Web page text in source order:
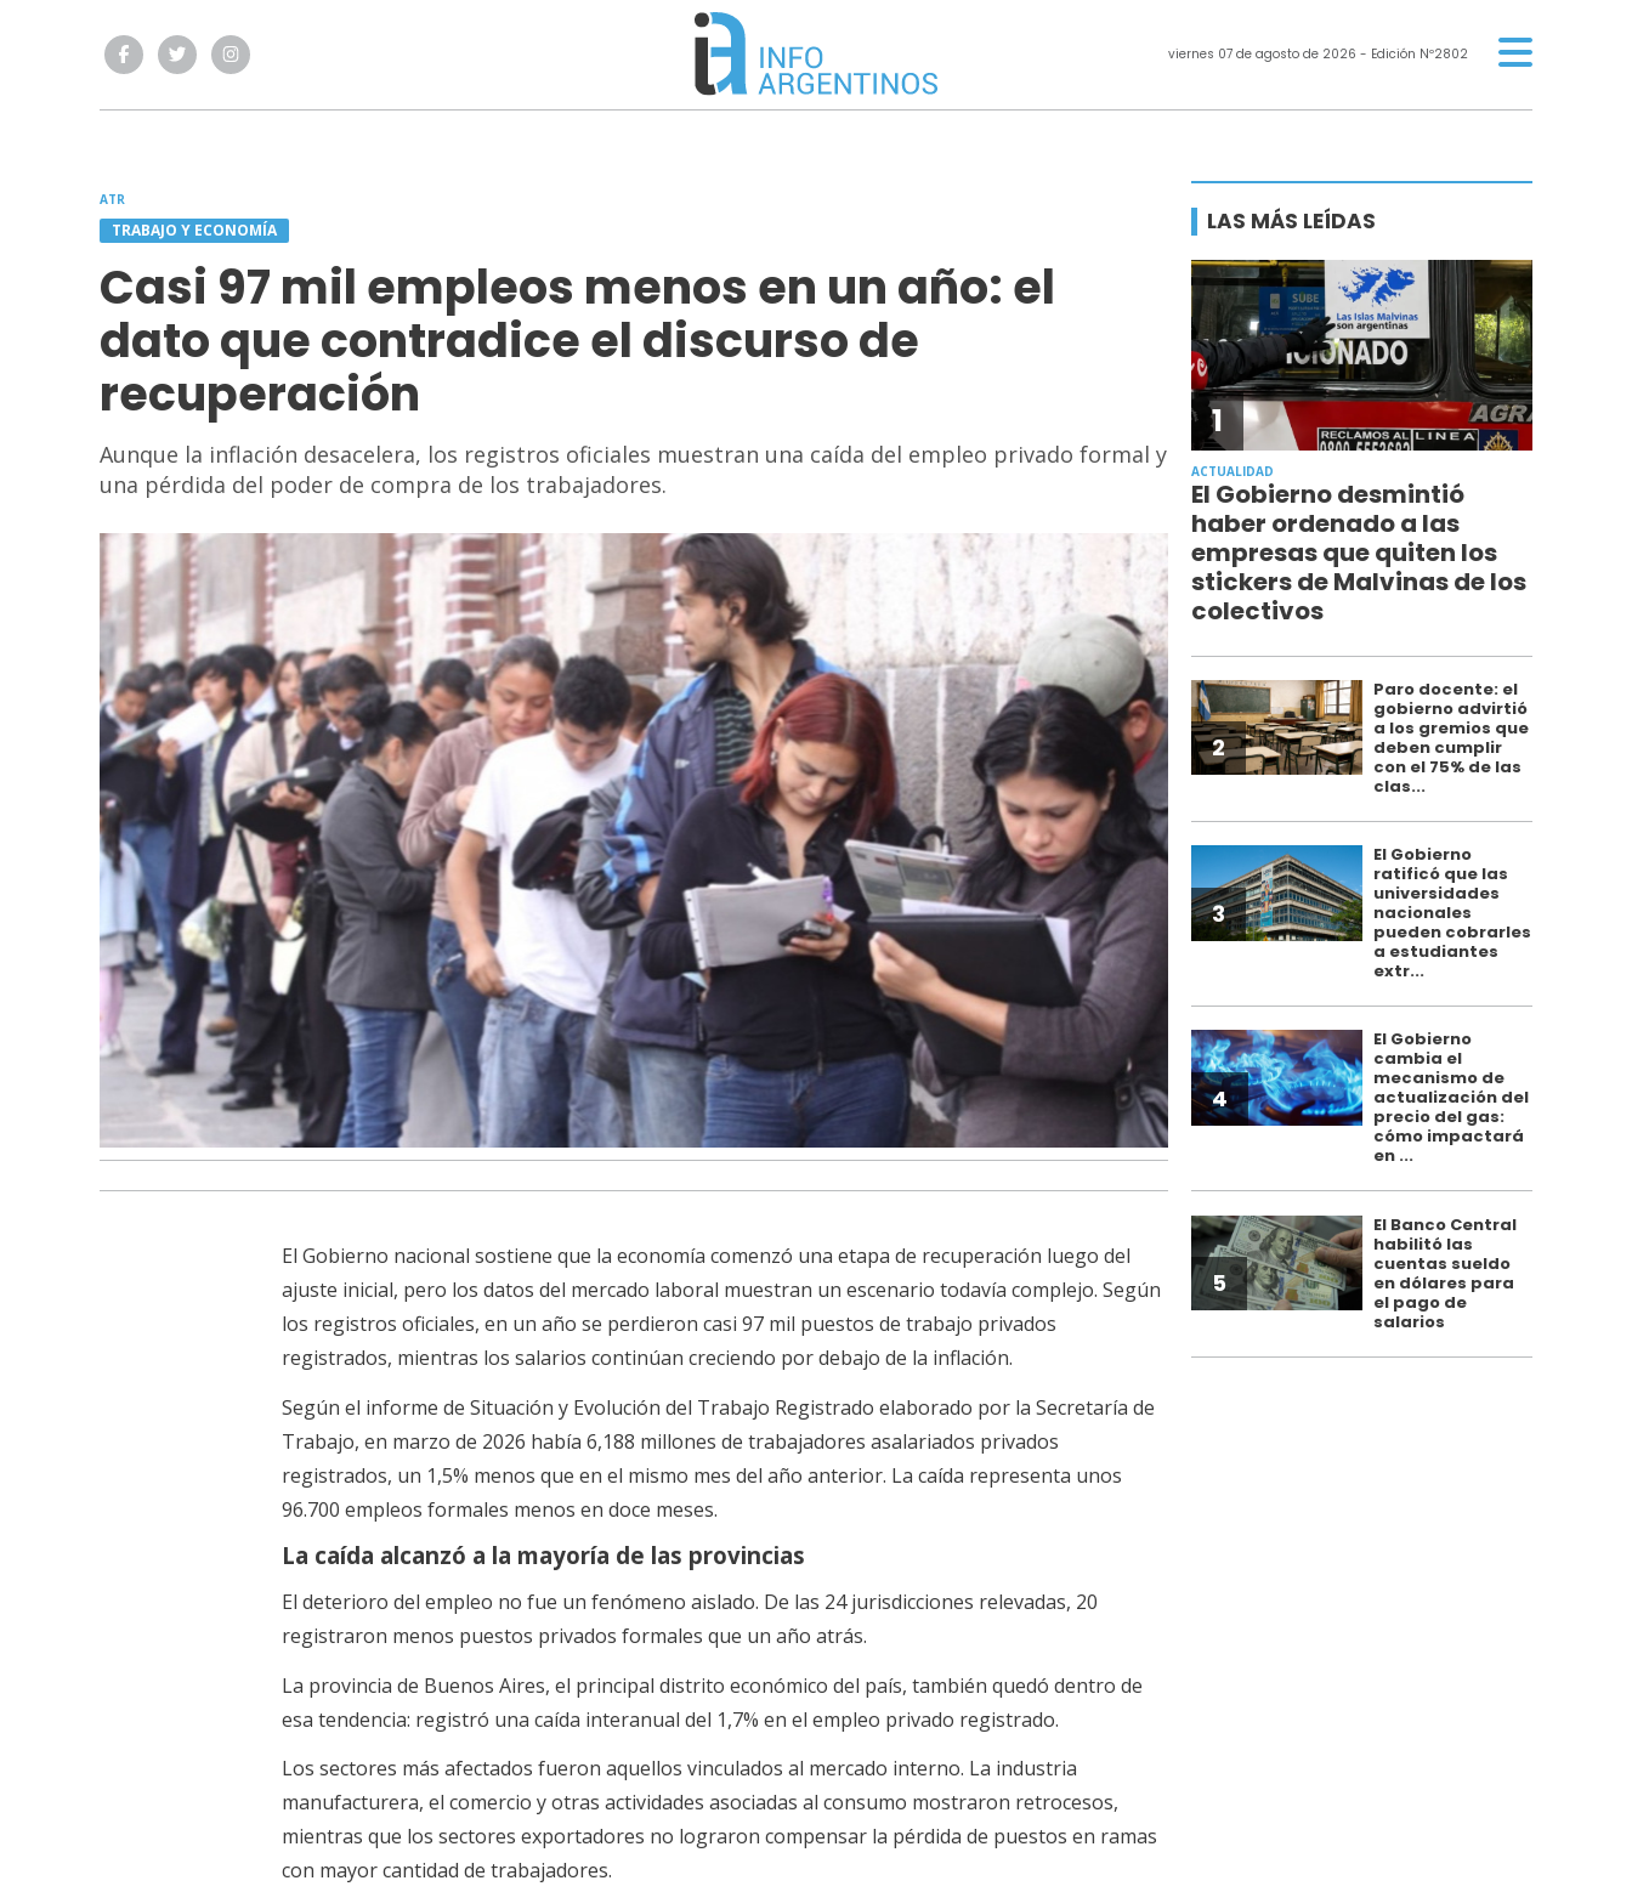
viernes 07 de agosto de 2026 - Edición Nº2802
ATR
TRABAJO Y ECONOMÍA
Casi 97 mil empleos menos en un año: el
dato que contradice el discurso de
recuperación
Aunque la inflación desacelera, los registros oficiales muestran una caída del empleo privado formal y
una pérdida del poder de compra de los trabajadores.
El Gobierno nacional sostiene que la economía comenzó una etapa de recuperación luego del
ajuste inicial, pero los datos del mercado laboral muestran un escenario todavía complejo. Según
los registros oficiales, en un año se perdieron casi 97 mil puestos de trabajo privados
registrados, mientras los salarios continúan creciendo por debajo de la inflación.
Según el informe de Situación y Evolución del Trabajo Registrado elaborado por la Secretaría de
Trabajo, en marzo de 2026 había 6,188 millones de trabajadores asalariados privados
registrados, un 1,5% menos que en el mismo mes del año anterior. La caída representa unos
96.700 empleos formales menos en doce meses.
La caída alcanzó a la mayoría de las provincias
El deterioro del empleo no fue un fenómeno aislado. De las 24 jurisdicciones relevadas, 20
registraron menos puestos privados formales que un año atrás.
La provincia de Buenos Aires, el principal distrito económico del país, también quedó dentro de
esa tendencia: registró una caída interanual del 1,7% en el empleo privado registrado.
Los sectores más afectados fueron aquellos vinculados al mercado interno. La industria
manufacturera, el comercio y otras actividades asociadas al consumo mostraron retrocesos,
mientras que los sectores exportadores no lograron compensar la pérdida de puestos en ramas
con mayor cantidad de trabajadores.
LAS MÁS LEÍDAS
1
ACTUALIDAD
El Gobierno desmintió
haber ordenado a las
empresas que quiten los
stickers de Malvinas de los
colectivos
2
Paro docente: el
gobierno advirtió
a los gremios que
deben cumplir
con el 75% de las
clas...
3
El Gobierno
ratificó que las
universidades
nacionales
pueden cobrarles
a estudiantes
extr...
4
El Gobierno
cambia el
mecanismo de
actualización del
precio del gas:
cómo impactará
en ...
5
El Banco Central
habilitó las
cuentas sueldo
en dólares para
el pago de
salarios